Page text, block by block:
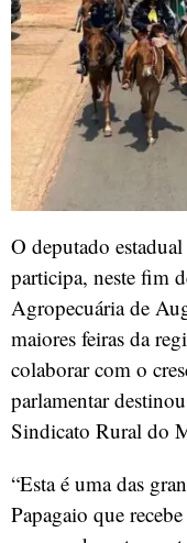
O deputado
participa, neste fim
Agropecuária de
maiores feiras da
colaborar com o
parlamentar
Sindicato Rural do
“Esta é uma das
Papagaio que